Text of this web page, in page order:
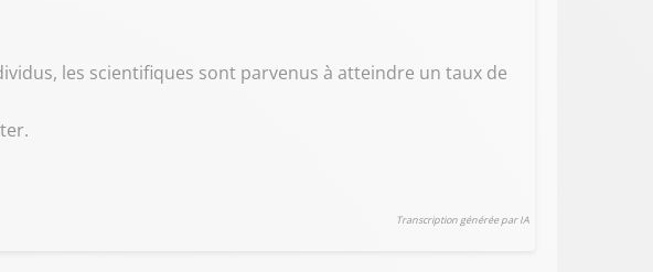
les scientifiques sont parvenus à atteindre un taux de
Transcription générée par IA